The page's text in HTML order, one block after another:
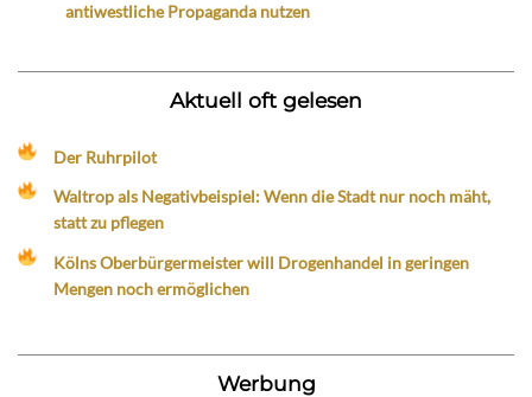
antiwestliche Propaganda nutzen
Aktuell oft gelesen
Der Ruhrpilot
Waltrop als Negativbeispiel: Wenn die Stadt nur noch mäht,
statt zu pflegen
Kölns Oberbürgermeister will Drogenhandel in geringen
Mengen noch ermöglichen
Werbung